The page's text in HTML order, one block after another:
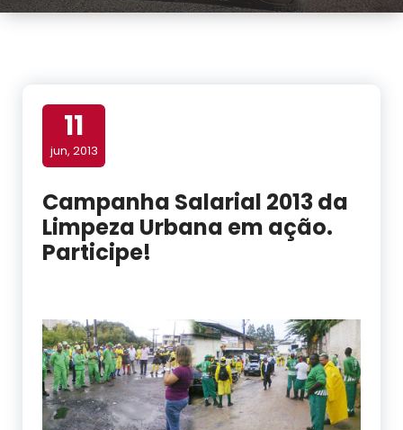
11
jun, 2013
Campanha Salarial 2013 da
Limpeza Urbana em ação.
Participe!